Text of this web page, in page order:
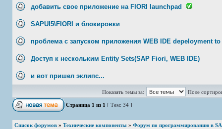
добавить свое приложение на FIORI launchpad
SAPUI5\FIORI и блокировки
проблема с запуском приложения WEB IDE depeloyment to
Доступ к нескольким Entity Sets(SAP Fiori, WEB IDE)
и вот пришел эклипс...
Показать темы за: Поле
Страница 1 из 1 [ Тем: 34 ]
Список форумов » Технические компоненты » Форум по программированию в